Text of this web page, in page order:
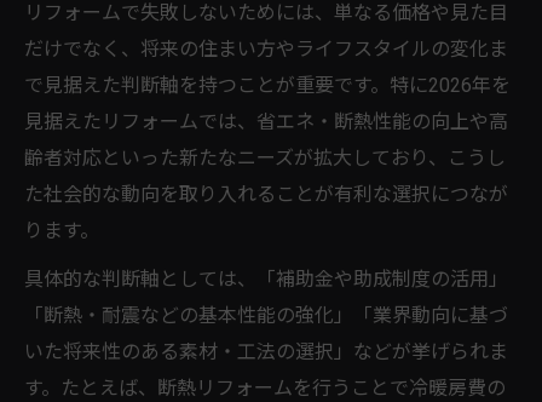
リフォームで失敗しないためには、単なる価格や見た目
だけでなく、将来の住まい方やライフスタイルの変化ま
で見据えた判断軸を持つことが重要です。特に2026年を
見据えたリフォームでは、省エネ・断熱性能の向上や高
齢者対応といった新たなニーズが拡大しており、こうし
た社会的な動向を取り入れることが有利な選択につなが
ります。
具体的な判断軸としては、「補助金や助成制度の活用」
「断熱・耐震などの基本性能の強化」「業界動向に基づ
いた将来性のある素材・工法の選択」などが挙げられま
す。たとえば、断熱リフォームを行うことで冷暖房費の